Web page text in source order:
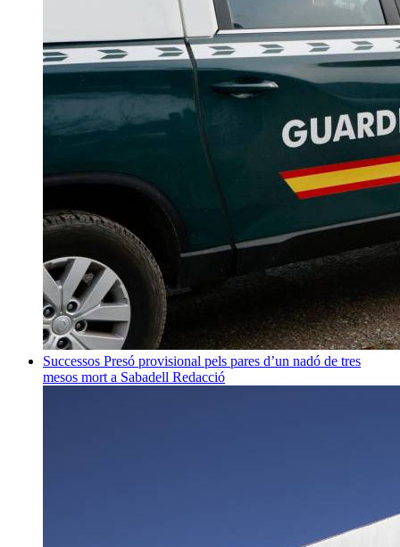
Successos Presó provisional pels pares d’un nadó de tres
mesos mort a Sabadell Redacció